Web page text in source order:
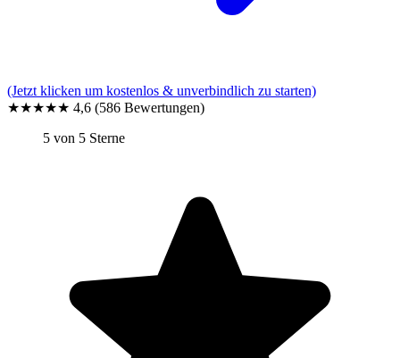
(Jetzt klicken um kostenlos & unverbindlich zu starten)
★★★★★ 4,6 (586 Bewertungen)
5 von 5 Sterne